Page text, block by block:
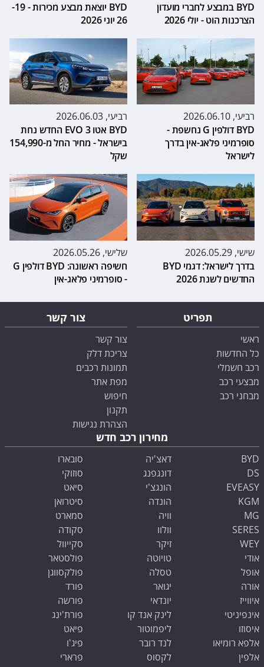
BYD במבצע לחברי מועדון
הצרכנות הוט - יולי 2026
BYD יוצאת מבצע מכירות - 19-
26 יוני 2026
רביעי, 2026.06.10
BYD דולפין G נחשפת -
סופרמיני פלאג-אין בדרך
לישראל
רביעי, 2026.06.03
BYD אטו 3 EVO החדש נחת
בישראל - מחיר החל מ-154,990
שקל
שישי, 2026.05.29
בדרך לישראל: דגמי BYD
החדשים לשנת 2026
שלישי, 2026.05.26
חשיפה ראשונה: BYD דולפין G
- סופרמיני פלאג-אין
תפריט
ראשי
כל החדשות
רכב חשמלי
מבצעי רכב
מבחני רכב
צור קשר
צור קשר
צריכת דלק
תמונות רכבים
מפת אתר
חיפוש
תקנון
הצהרת נגישות
מחירון רכב חדש
BYD
DS
EVEASY
KGM
MG
SERES
WEY
אודי
אופל
אורה
איווייז
אינפיניטי
איסוזו
אלפא רומיאו
אלפין
דאצ'יה
דונגפנג
הונגצ'י
הונדה
וויה
וולוו
זיקר
טויוטה
טסלה
יגואר
יונדאי
לינק אנד קו
ליפמוטור
לנד רובר
לקסוס
סובארו
סוזוקי
סיאט
סיטרואן
סמארט
סקודה
סקייוול
פולסטאר
פולקסווגן
פורד
פורשה
פורת'ינג
פיאט
פיג'ו
פרארי